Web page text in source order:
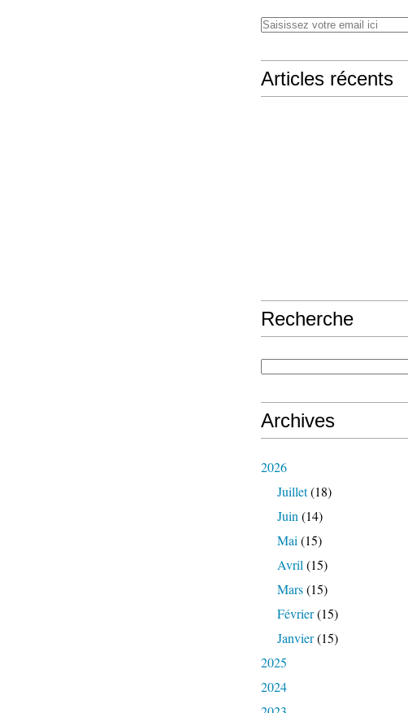
Articles récents
Recherche
Archives
2026
Juillet(18)
Juin (14)
Mai (15)
Avril (15)
Mars(15)
Février(15)
Janvier(15)
2025
2024